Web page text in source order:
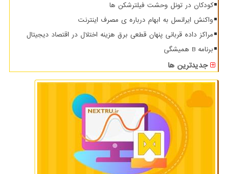
کودکان در تونل وحشت فیلترشکن ها
واکنش ایرانسل به ابهام درباره ی مصرف اینترنت
مراکز داده قربانی پنهان قطعی برق هزینه اختلال در اقتصاد دیجیتال
برنامه B همیشگی
جدیدترین ها